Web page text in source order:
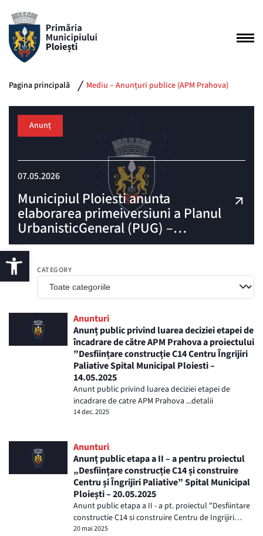
Pagina principală Mediu – Anunțuri publice (APM Prahova)
Anunț
07.05.2026
Municipiul Ploiesti anunta
elaborarea primeiversiuni a Planul
UrbanisticGeneral (PUG) –
„ActualizarePlan Urbanistic
General”
CATEGORY
Anunturi
Anunț public privind luarea deciziei etapei de
încadrare de către APM Prahova a proiectului
”Desființare construcție C14 Centru Îngrijiri
Paliative Spital Municipal Ploiesti –
14.05.2025
Anunt public privind luarea deciziei etapei de
incadrare de catre APM Prahova ...detalii
14 dec. 2025
Anunturi
Anunț public etapa a II – a pentru proiectul
„Desființare construcție C14 și construire
Centru și Îngrijiri Paliative” Spital Municipal
Ploiești – 20.05.2025
Anunt public etapa a II - a pt. proiectul "Desfiintare
constructie C14 si construire Centru de Ingrijiri
Paliative" Spital Municipal Ploiesti...det...
20 mai 2025